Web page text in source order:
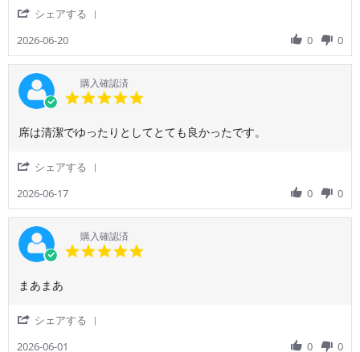
で
航
空
社
の
ウ
ェ
サ
ト
で
約
し
ま
し
た。
用
者
様
20
Jun
2026
り
日
本
航
空
会
社
良
な
シェアする
by
ご
利
用
者
on
2026-06-20 0 0
購入確認済
Review
ご
利
者
様
on
17
Jun
review
席
は
潔
で
ゆ
っ
た
と
し
と
席は清潔でゆったりとしてとても良かったです。
シェアする
by
ご
利
用
者
2026-06-17 0 0
購入確認済
Review
ご
利
review
ま
あ
まあまあ
シェアする
2026-06-01 0 0